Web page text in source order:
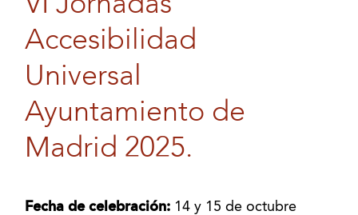
Accesibilidad
Universal
Ayuntamiento de
Madrid 2025.
Fecha de celebración: 14 y 15 de octubre